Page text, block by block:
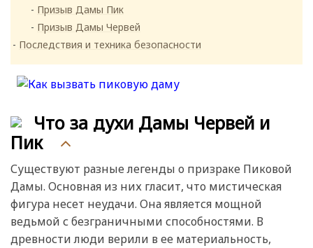
Призыв Дамы Пик
Призыв Дамы Червей
Последствия и техника безопасности
Что за духи Дамы Червей и
Пик
Существуют разные легенды о призраке Пиковой
Дамы. Основная из них гласит, что мистическая
фигура несет неудачи. Она является мощной
ведьмой с безграничными способностями. В
древности люди верили в ее материальность,